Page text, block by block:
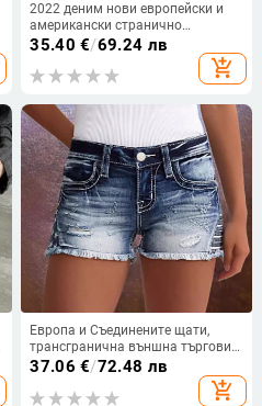
2022 деним нови европейски и
американски странично
превръзка дънкови шорти с
висока талия дамски горещи
панталони от производители на
35.40 €/69.24 лв
add_shopping_cart
Европа и Съединените щати,
трансгранична външна търговия,
дамски дънки, нови, висока
талия, удобни, тънки, тънки,
модни, прави, ежедневни дънки
37.06 €/72.48 лв
add_shopping_cart